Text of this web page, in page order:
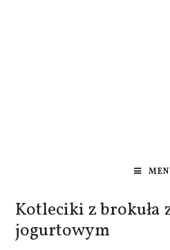
Kotleciki z brokuła
jogurtowym